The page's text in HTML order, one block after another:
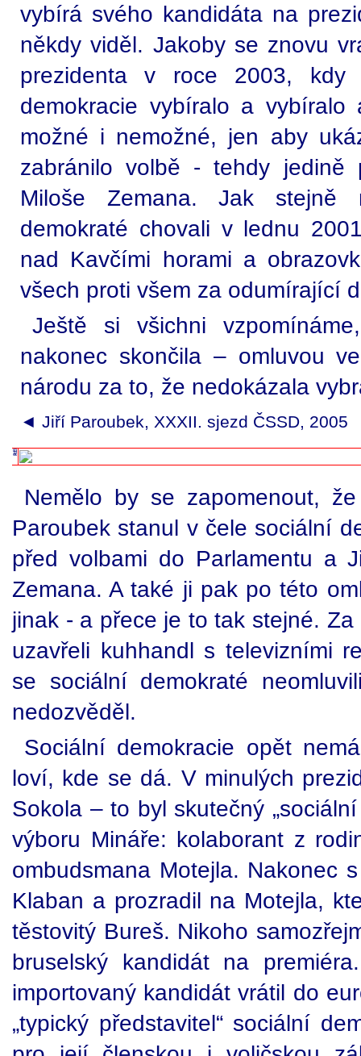
vybírá svého kandidáta na
někdy viděl. Jakoby se znovu
prezidenta v roce 2003, kdy
demokracie vybíralo a
možné i nemožné, jen aby
zabránilo volbě - tehdy jedině
Miloše Zemana. Jak stejně
demokraté chovali v lednu
nad Kavčími horami a
všech proti všem za odumírající
Ještě si všichni
nakonec skončila – omluvou
národu za to, že nedokázala
◄ Jiří Paroubek, XXXII. sjezd ČSSD, 2005
Nemělo by se zapomenout,
Paroubek stanul v čele sociální
před volbami do Parlamentu a
Zemana. A také ji pak po této
jinak - a přece je to tak stejné.
uzavřeli kuhhandl s televizními
se sociální demokraté
nedozvěděl.
Sociální demokracie opět
loví, kde se dá. V minulých
Sokola – to byl skutečný
výboru Mináře: kolaborant z
ombudsmana Motejla. Nakonec
Klaban a prozradil na Motejla,
těstovitý Bureš. Nikoho
bruselský kandidát na
importovaný kandidát vrátil do
„typický představitel“ sociální